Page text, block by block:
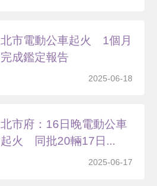
北市電動公車起火 1個月
完成鑑定報告
2025-06-18
北市府：16日晚電動公車
起火 同批20輛17日...
2025-06-17